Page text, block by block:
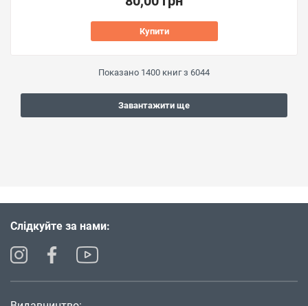
Купити
Показано 1400 книг з 6044
Завантажити ще
Слідкуйте за нами: